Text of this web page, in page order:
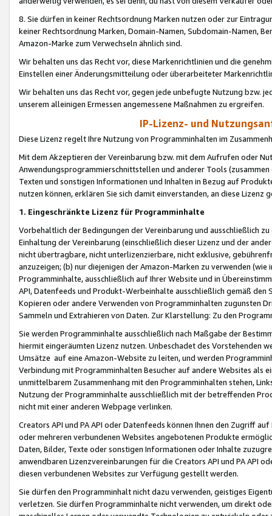
8. Sie dürfen in keiner Rechtsordnung Marken nutzen oder zur
keiner Rechtsordnung Marken, Domain-Namen, Subdomain-Namen,
Amazon-Marke zum Verwechseln ähnlich sind.
Wir behalten uns das Recht vor, diese Markenrichtlinien und die
Einstellen einer Änderungsmitteilung oder überarbeiteter
Wir behalten uns das Recht vor, gegen jede unbefugte Nutzung bzw.
unserem alleinigen Ermessen angemessene Maßnahmen zu ergreifen.
IP-Lizenz- und
Diese Lizenz regelt Ihre Nutzung von Programminhalten im
Mit dem Akzeptieren der Vereinbarung bzw. mit dem Aufrufen oder
Anwendungsprogrammierschnittstellen und anderer Tools (zusammen
Texten und sonstigen Informationen und Inhalten in Bezug auf
nutzen können, erklären Sie sich damit einverstanden, an diese Lizenz
1. Eingeschränkte Lizenz für Programminhalte
Vorbehaltlich der Bedingungen der Vereinbarung und ausschließlich
Einhaltung der Vereinbarung (einschließlich dieser Lizenz und der
nicht übertragbare, nicht unterlizenzierbare, nicht exklusive,
anzuzeigen; (b) nur diejenigen der Amazon-Marken zu verwenden
Programminhalte, ausschließlich auf Ihrer Website und in
API, Datenfeeds und Produkt-Werbeinhalte ausschließlich gemäß
Kopieren oder andere Verwenden von Programminhalten zugunsten
Sammeln und Extrahieren von Daten. Zur Klarstellung: Zu den
Sie werden Programminhalte ausschließlich nach Maßgabe der
hiermit eingeräumten Lizenz nutzen. Unbeschadet des Vorstehenden
Umsätze auf eine Amazon-Website zu leiten, und werden
Verbindung mit Programminhalten Besucher auf andere Websites als
unmittelbarem Zusammenhang mit den Programminhalten stehen,
Nutzung der Programminhalte ausschließlich mit der betreffenden
nicht mit einer anderen Webpage verlinken.
Creators API und PA API oder Datenfeeds können Ihnen den Zugriff
oder mehreren verbundenen Websites angebotenen Produkte
Daten, Bilder, Texte oder sonstigen Informationen oder Inhalte
anwendbaren Lizenzvereinbarungen für die Creators API und PA API
diesen verbundenen Websites zur Verfügung gestellt werden.
Sie dürfen den Programminhalt nicht dazu verwenden, geistiges
verletzen. Sie dürfen Programminhalte nicht verwenden, um direkt